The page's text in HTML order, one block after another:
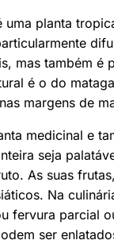
uma planta
mas também é
é o do
margens de
medicinal e
seja
As suas
Na
fervura parcial
ser